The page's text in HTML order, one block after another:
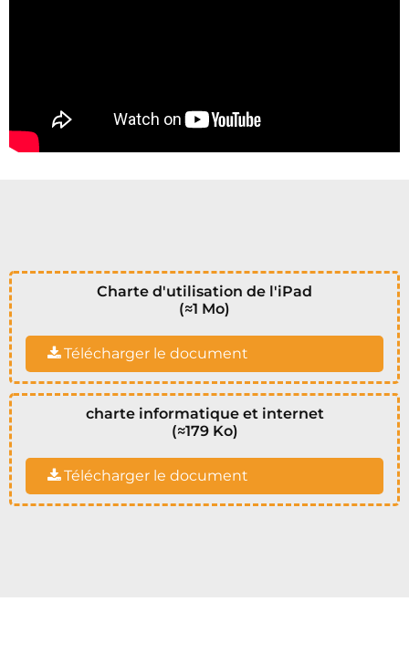
Charte d'utilisation de l'iPad
(≈1 Mo)
Télécharger le document
charte informatique et internet
(≈179 Ko)
Télécharger le document